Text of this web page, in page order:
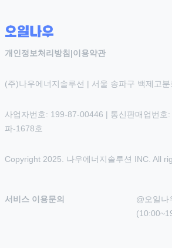
개인정보처리방침 |이용약관
(주)나우에너지솔루션 | 서울 송파구 백제고
사업자번호: 199-87-00446 | 통신판매업번호
파-1678호
Copyright 2025. 나우에너지솔루션 INC. All
서비스 이용문의
@오일나